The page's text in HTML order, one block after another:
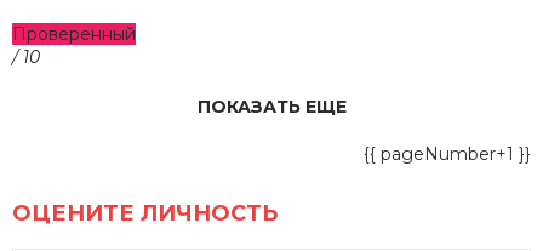
Проверенный
/ 10
ПОКАЗАТЬ ЕЩЕ
{{ pageNumber+1 }}
ОЦЕНИТЕ ЛИЧНОСТЬ